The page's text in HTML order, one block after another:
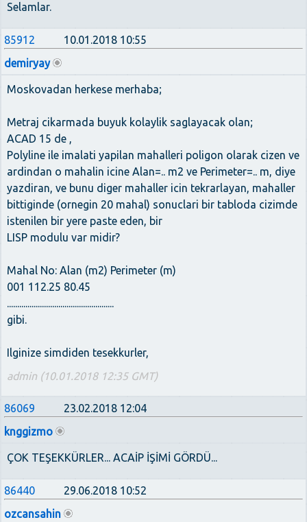
Selamlar.
85912
10.01.2018 10:55
demiryay
Moskovadan herkese merhaba;
Metraj cikarmada buyuk kolaylik saglayacak olan;
ACAD 15 de ,
Polyline ile imalati yapilan mahalleri poligon olarak cizen ve
ardindan o mahalin icine Alan=.. m2 ve Perimeter=.. m, diye
yazdiran, ve bunu diger mahaller icin tekrarlayan, mahaller
bittiginde (ornegin 20 mahal) sonuclari bir tabloda cizimde
istenilen bir yere paste eden, bir
LISP modulu var midir?
Mahal No: Alan (m2) Perimeter (m)
001 112.25 80.45
....................................................
gibi.
Ilginize simdiden tesekkurler,
admin (10.01.2018 12:35 GMT)
86069
23.02.2018 12:04
knggizmo
ÇOK TEŞEKKÜRLER... ACAİP İŞİMİ GÖRDÜ...
86440
29.06.2018 10:52
ozcansahin